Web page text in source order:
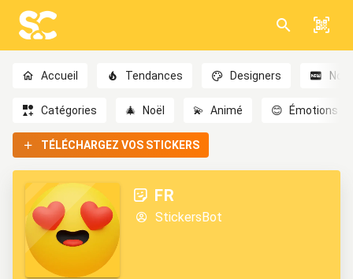
Accueil Tendances Designers
Catégories 🎄 Noël 💫 Animé 😊 Émotions
TÉLÉCHARGEZ VOS STICKERS
FR
StickersBot